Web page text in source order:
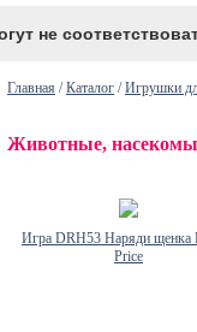
не
Главная /Каталог /Игрушки
Животные,
Игра DRH53 Наряди щенка
Price